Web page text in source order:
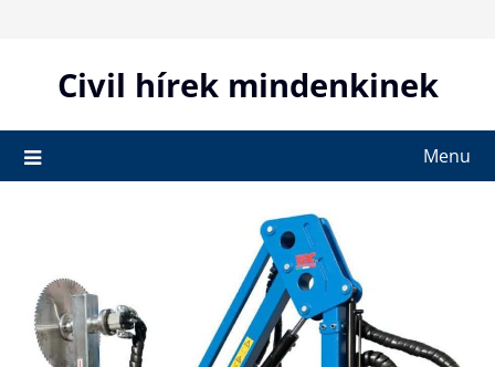
contentCivil hírek mindenkinek
Menu